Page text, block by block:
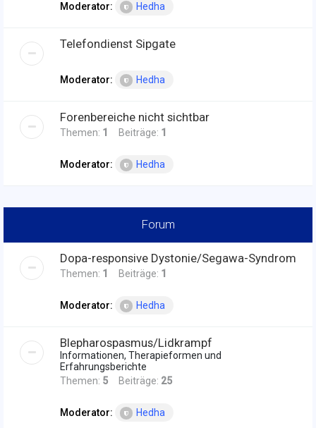
Moderator: Hedha
Telefondienst Sipgate
Moderator: Hedha
Forenbereiche nicht sichtbar
Themen: 1 Beiträge: 1
Moderator: Hedha
Forum
Dopa-responsive Dystonie/Segawa-Syndrom
Themen: 1 Beiträge: 1
Moderator: Hedha
Blepharospasmus/Lidkrampf
Informationen, Therapieformen und
Erfahrungsberichte
Themen: 5 Beiträge: 25
Moderator: Hedha